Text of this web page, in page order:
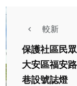
較新
保護社區民
大安區福安
巷設號誌燈